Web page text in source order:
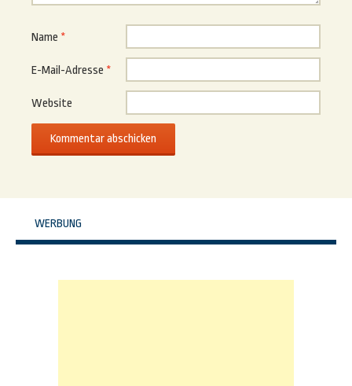
Name *
E-Mail-Adresse *
Website
WERBUNG